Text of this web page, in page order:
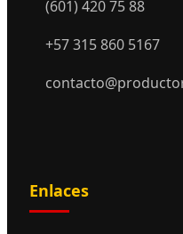
(601) 420 75 88
+57 315 860 5167
Enlaces